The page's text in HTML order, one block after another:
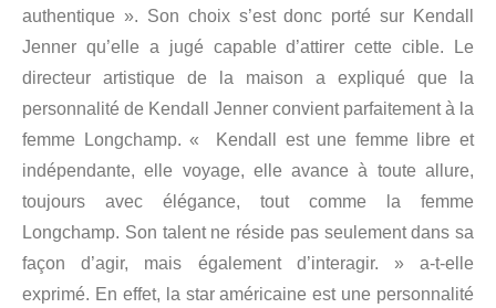
authentique ». Son choix s’est donc porté sur Kendall
Jenner qu’elle a jugé capable d’attirer cette cible. Le
directeur artistique de la maison a expliqué que la
personnalité de Kendall Jenner convient parfaitement à la
femme Longchamp. « Kendall est une femme libre et
indépendante, elle voyage, elle avance à toute allure,
toujours avec élégance, tout comme la femme
Longchamp. Son talent ne réside pas seulement dans sa
façon d’agir, mais également d’interagir. » a-t-elle
exprimé. En effet, la star américaine est une personnalité